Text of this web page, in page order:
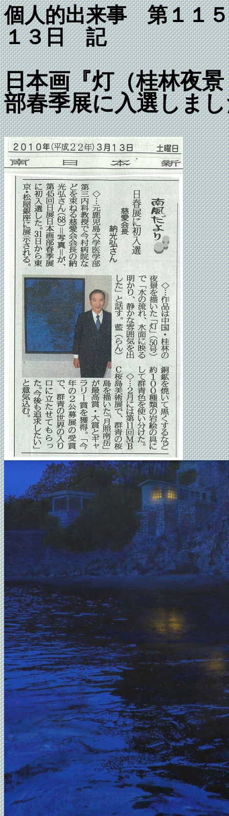
個人的出来事 第
１３日 記
日本画『灯（桂林夜
部春季展に入選しま